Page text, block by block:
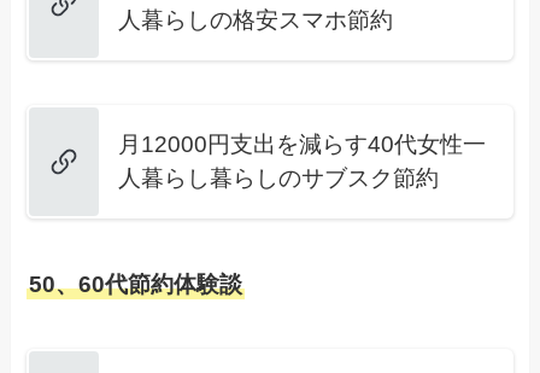
人暮らしの格安スマホ節約
月12000円支出を減らす40代女性一
人暮らし暮らしのサブスク節約
50、60代節約体験談